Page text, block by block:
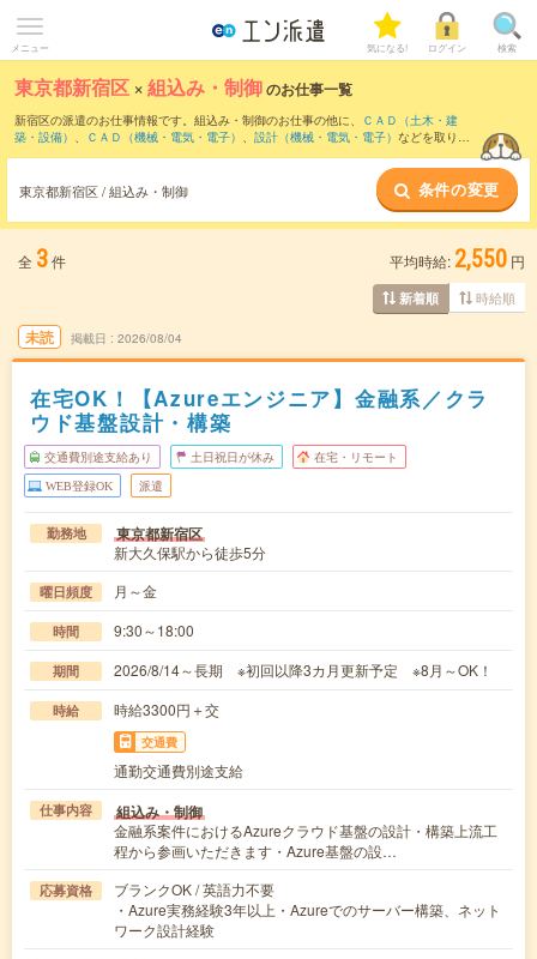
メニュー 気になる! ログイン 検索
東京都新宿区 ×組込み・制御のお仕事一覧
新宿区の派遣のお仕事情報です。組込み・制御のお仕事の他に、
ＣＡＤ（土木・建
築・設備） 、 ＣＡＤ（機械・電気・電子） 、 設計（機械・電気・電子） などを取り揃
組込み・制御のお仕事とは？とは？
東京都新宿区 / 組込み・制御 条件の変更
全 3件 平均時給: 2,550 円
新着順 時給順
未読 掲載日 2026/08/04
在宅OK！【Azureエンジニア】金融系／クラ
ウド基盤設計・構築
交通費別途支給あり 土日祝日が休み 在宅・リモート
WEB登録OK 派遣
勤務地 東京都新宿区
新大久保駅から徒歩5分
曜日頻度 月～金
時間 9:30～18:00
期間 2026/8/14～長期 ※初回以降3カ月更新予定 ※8月～OK！
時給 時給3300円＋交
交通費
通勤交通費別途支給
仕事内容 組込み・制御
金融系案件におけるAzureクラウド基盤の設計・構築上流工
程から参画いただきます・Azure基盤の設…
応募資格
ブランクOK / 英語力不要
・Azure実務経験3年以上・Azureでのサーバー構築、ネット
ワーク設計経験